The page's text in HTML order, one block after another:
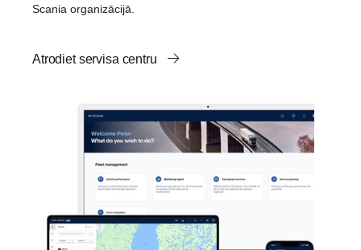
Scania organizācijā.
Atrodiet servisa centru